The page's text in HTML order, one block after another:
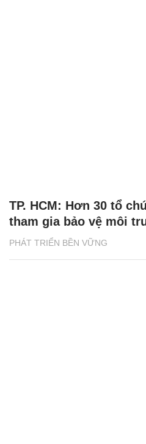
PHÁT TRIỂN BỀN VỮNG
TP. HCM: Hơn 30 tổ
tham gia bảo vệ môi